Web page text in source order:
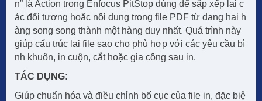
n” là Action trong Enfocus PitStop dùng để sắp xếp lại c
ác đối tượng hoặc nội dung trong file PDF từ dạng hai h
àng song song thành một hàng duy nhất. Quá trình này
giúp cấu trúc lại file sao cho phù hợp với các yêu cầu bì
nh khuôn, in cuộn, cắt hoặc gia công sau in.
TÁC DỤNG:
Giúp chuẩn hóa và điều chỉnh bố cục của file in, đặc biệ